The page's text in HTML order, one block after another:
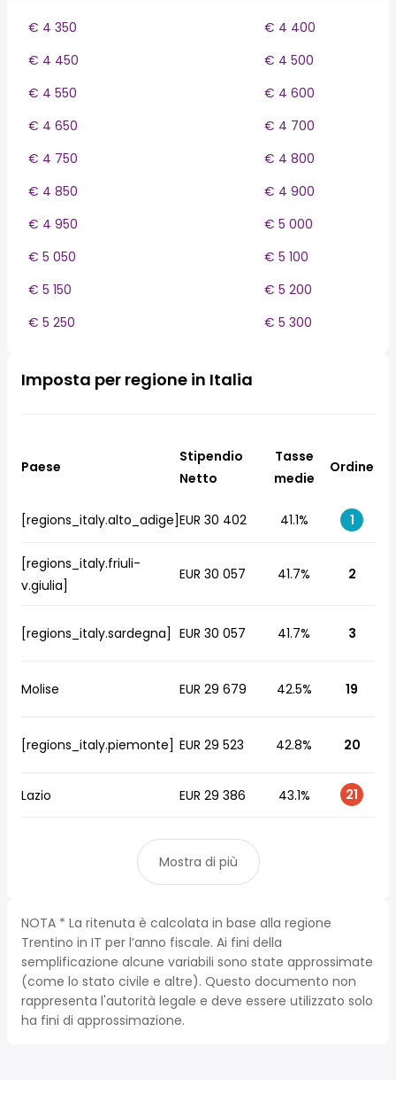
€ 4 350
€ 4 400
€ 4 450
€ 4 500
€ 4 550
€ 4 600
€ 4 650
€ 4 700
€ 4 750
€ 4 800
€ 4 850
€ 4 900
€ 4 950
€ 5 000
€ 5 050
€ 5 100
€ 5 150
€ 5 200
€ 5 250
€ 5 300
Imposta per regione in Italia
Paese
Stipendio
Netto
Tasse
medie
Ordine
[regions_italy.alto_adige]EUR 30 402 41.1% 1
[regions_italy.friuli-
v.giulia]
EUR 30 057 41.7% 2
[regions_italy.sardegna] EUR 30 057 41.7% 3
Molise EUR 29 679 42.5% 19
[regions_italy.piemonte] EUR 29 523 42.8% 20
Lazio EUR 29 386 43.1% 21
Mostra di più
NOTA * La ritenuta è calcolata in base alla regione
Trentino in IT per l’anno fiscale. Ai fini della
semplificazione alcune variabili sono state approssimate
(come lo stato civile e altre). Questo documento non
rappresenta l'autorità legale e deve essere utilizzato solo
ha fini di approssimazione.